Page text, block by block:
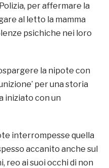
per affermare la
al letto la mamma
psichiche nei loro
la nipote con
per una storia
iniziato con un
interrompesse quella
accanito anche sul
reo ai suoi occhi di non